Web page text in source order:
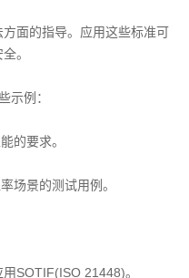
面的指导。应用这些标准可
。
示例：
的要求。
场景的测试用例。
SOTIF(ISO 21448)。